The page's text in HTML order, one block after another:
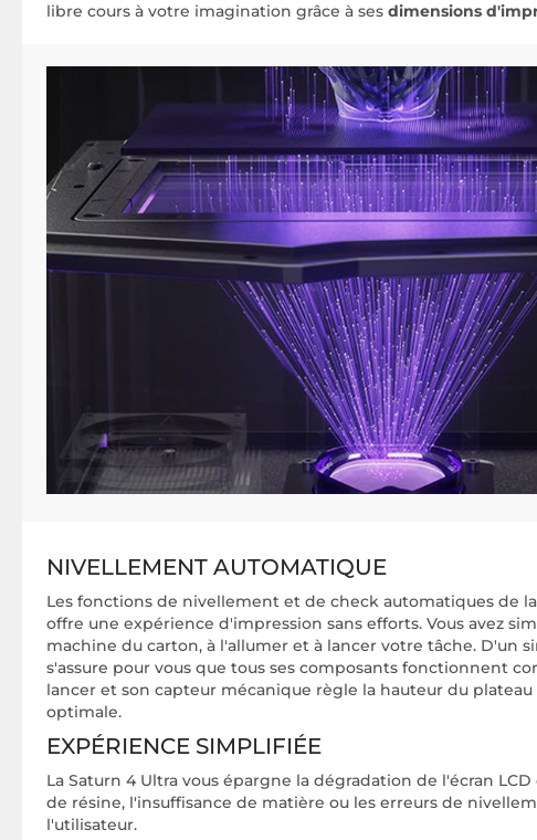
libre cours à votre imagination grâce à ses dimensions
NIVELLEMENT AUTOMATIQUE
Les fonctions de nivellement et de check automatiques de
offre une expérience d'impression sans efforts. Vous avez
machine du carton, à l'allumer et à lancer votre tâche. D'un
s'assure pour vous que tous ses composants fonctionnent
lancer et son capteur mécanique règle la hauteur du
optimale.
EXPÉRIENCE SIMPLIFIÉE
La Saturn 4 Ultra vous épargne la dégradation de l'écran
de résine, l'insuffisance de matière ou les erreurs de
l'utilisateur.